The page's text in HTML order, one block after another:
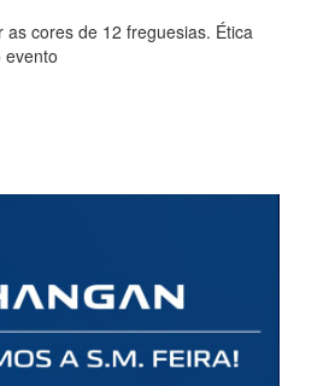
cores de 12 freguesias. Ética
evento